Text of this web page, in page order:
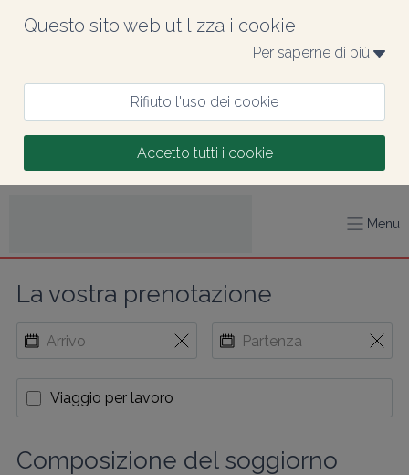
Questo sito web utilizza i cookie
Per saperne di più
Rifiuto l'uso dei cookie
Accetto tutti i cookie
Menu
La vostra prenotazione
Viaggio per lavoro
Composizione del soggiorno